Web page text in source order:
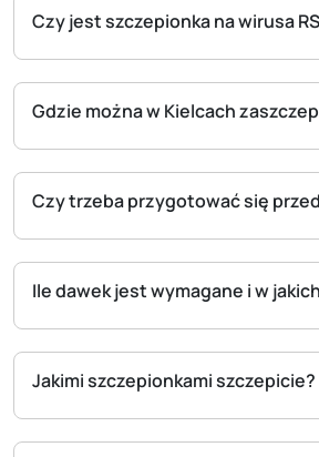
Czy jest szczepionka na wirusa
Gdzie można w Kielcach
Czy trzeba przygotować się
Ile dawek jest wymagane i w
Jakimi szczepionkami szczepicie?